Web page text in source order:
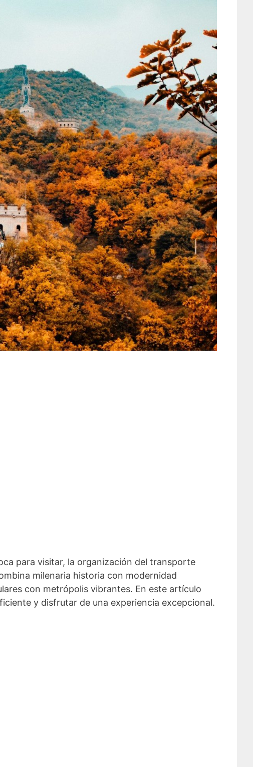
para visitar, la organización del transporte
milenaria historia con modernidad
con metrópolis vibrantes. En este artículo
y disfrutar de una experiencia excepcional.